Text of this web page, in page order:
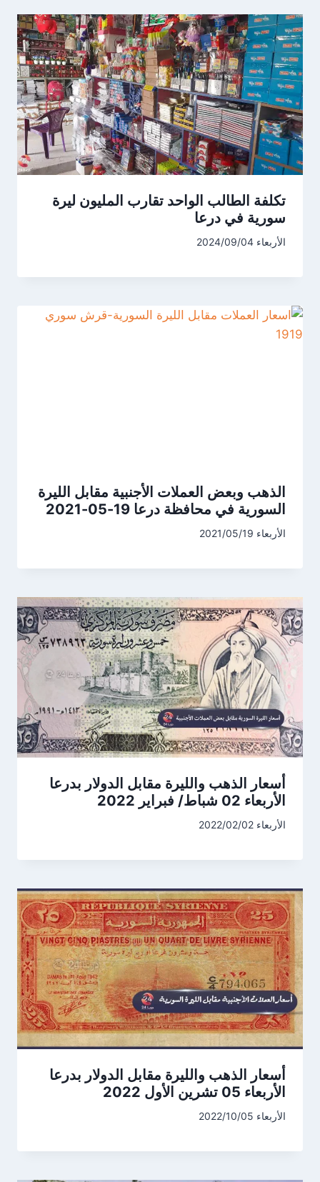
تكلفة الطالب الواحد تقارب المليون ليرة
سورية في درعا
الأربعاء 2024/09/04
الذهب وبعض العملات الأجنبية مقابل الليرة
السورية في محافظة درعا 19-05-2021
الأربعاء 2021/05/19
أسعار الذهب والليرة مقابل الدولار بدرعا
الأربعاء 02 شباط/ فبراير 2022
الأربعاء 2022/02/02
أسعار الذهب والليرة مقابل الدولار بدرعا
الأربعاء 05 تشرين الأول 2022
الأربعاء 2022/10/05